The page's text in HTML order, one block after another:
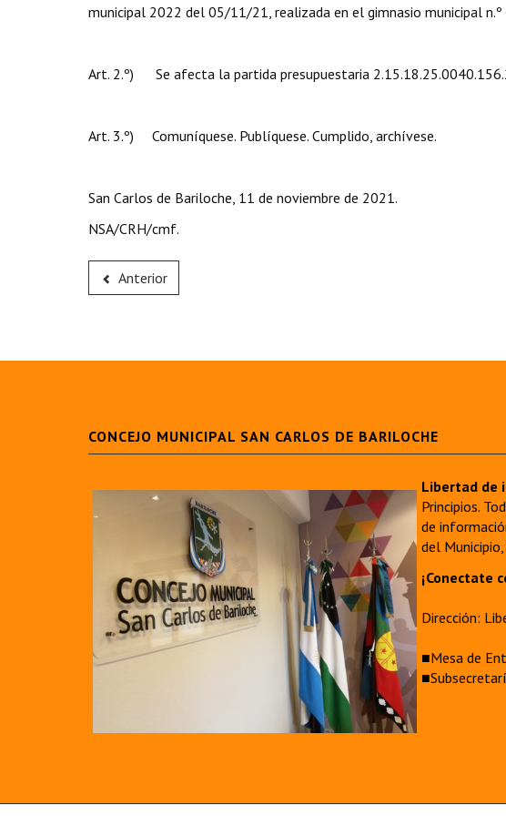
municipal 2022 del 05/11/21, realizada en el gimnasio municipal n.º
Art. 2.º) Se afecta la partida presupuestaria
Art. 3.º) Comuníquese. Publíquese. Cumplido, archívese.
San Carlos de Bariloche, 11 de noviembre de 2021.
NSA/CRH/cmf.
Anterior
CONCEJO MUNICIPAL SAN CARLOS DE BARILOCHE
Libertad de
Principios.
de
del
¡Conectate
Dirección:
■Mesa de